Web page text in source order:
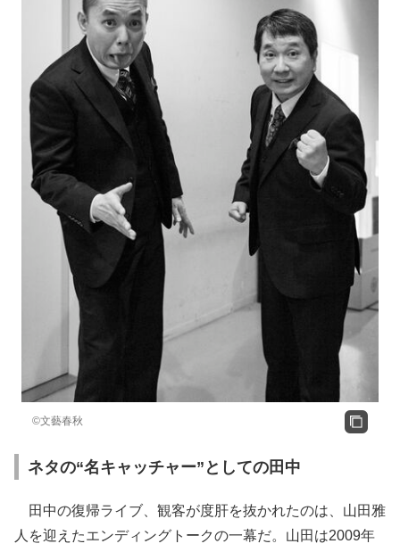
©️文藝春秋
ネタの“名キャッチャー”としての田中
田中の復帰ライブ、観客が度肝を抜かれたのは、山田雅
人を迎えたエンディングトークの一幕だ。山田は2009年